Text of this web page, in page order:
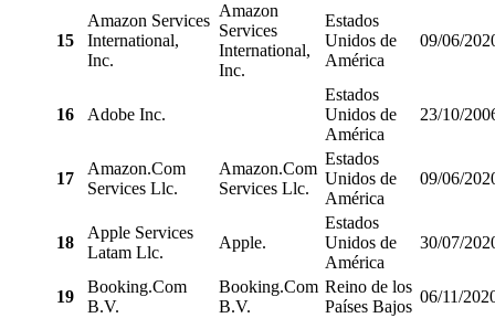
15
Amazon Services
International,
Inc.
Amazon
Services
International,
Inc.
Estados
Unidos de
América
09/06/
16 Adobe Inc.
Estados
Unidos de
América
23/10/
17
Amazon.Com
Services Llc.
Amazon.Com
Services Llc.
Estados
Unidos de
América
09/06/
18
Apple Services
Latam Llc.
Apple.
Estados
Unidos de
América
30/07/
19
Booking.Com
B.V.
Booking.Com
B.V.
Reino de los
Países Bajos
06/11/